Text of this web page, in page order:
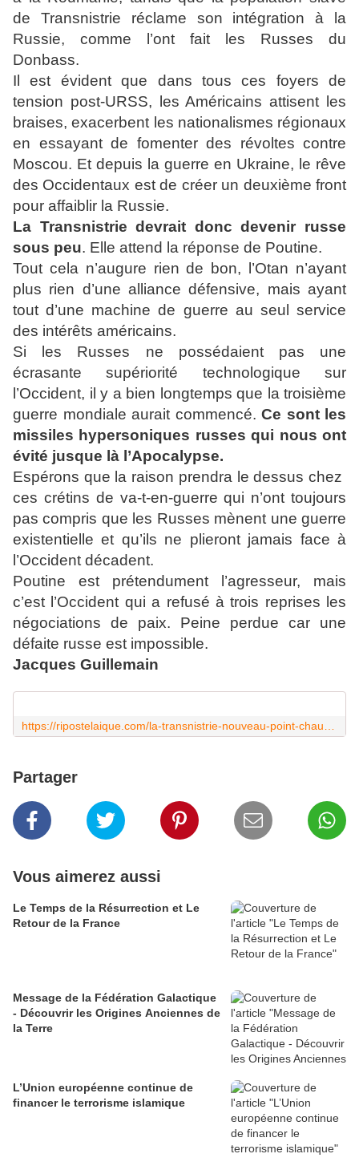
de Transnistrie réclame son intégration à la
Russie, comme l’ont fait les Russes du
Donbass.
Il est évident que dans tous ces foyers de
tension post-URSS, les Américains attisent les
braises, exacerbent les nationalismes régionaux
en essayant de fomenter des révoltes contre
Moscou. Et depuis la guerre en Ukraine, le rêve
des Occidentaux est de créer un deuxième front
pour affaiblir la Russie.
La Transnistrie devrait donc devenir russe
sous peu. Elle attend la réponse de Poutine.
Tout cela n’augure rien de bon, l’Otan n’ayant
plus rien d’une alliance défensive, mais ayant
tout d’une machine de guerre au seul service
des intérêts américains.
Si les Russes ne possédaient pas une
écrasante supériorité technologique sur
l’Occident, il y a bien longtemps que la troisième
guerre mondiale aurait commencé. Ce sont les
missiles hypersoniques russes qui nous ont
évité jusque là l’Apocalypse.
Espérons que la raison prendra le dessus chez
ces crétins de va-t-en-guerre qui n’ont toujours
pas compris que les Russes mènent une guerre
existentielle et qu’ils ne plieront jamais face à
l’Occident décadent.
Poutine est prétendument l’agresseur, mais
c’est l’Occident qui a refusé à trois reprises les
négociations de paix. Peine perdue car une
défaite russe est impossible.
Jacques Guillemain
Partager
Vous aimerez aussi
Le Temps de la Résurrection et Le
Retour de la France
Message de la Fédération Galactique
- Découvrir les Origines Anciennes de
la Terre
L’Union européenne continue de
financer le terrorisme islamique